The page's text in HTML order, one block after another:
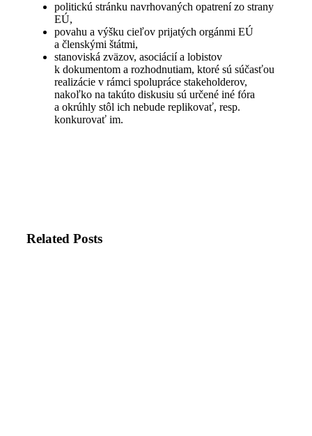
politickú stránku navrhovaných opatrení zo strany
EÚ,
povahu a výšku cieľov prijatých orgánmi EÚ
a členskými štátmi,
stanoviská zväzov, asociácií a lobistov
k dokumentom a rozhodnutiam, ktoré sú súčasťou
realizácie v rámci spolupráce stakeholderov,
nakoľko na takúto diskusiu sú určené iné fóra
a okrúhly stôl ich nebude replikovať, resp.
konkurovať im.
Related Posts